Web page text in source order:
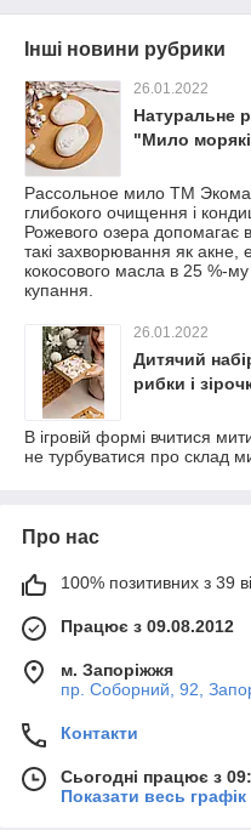
Інші новини рубрики
26.01.2022
Натуральне
"Мило
Рассольное мило ТМ
глибокого очищення і
Рожевого озера допомагає
такі захворювання як акне,
кокосового масла в 25 %-
купання.
26.01.2022
Дитячий
рибки і
В ігровій формі вчитися
не турбуватися про склад
Про нас
100% позитивних з 39
Працює з 09.08.2012
м. Запоріжжя
пр. Соборний, 92,
Контакти
Сьогодні працює з
Показати весь